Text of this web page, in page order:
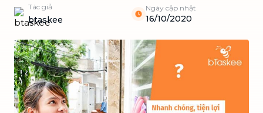
Tác giả
btaskee
Ngày cập nhật
16/10/2020